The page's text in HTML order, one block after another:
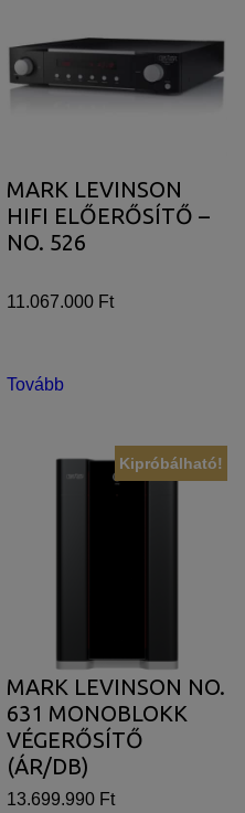
MARK LEVINSON
HIFI ELŐERŐSÍTŐ –
NO. 526
11.067.000 Ft
Tovább
Kipróbálható!
MARK LEVINSON NO.
631 MONOBLOKK
VÉGERŐSÍTŐ
(ÁR/DB)
13.699.990 Ft